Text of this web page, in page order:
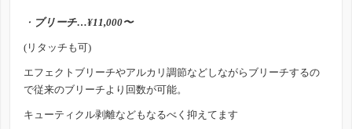
・ ブリーチ…¥11,000〜
(リタッチも可)
エフェクトブリーチやアルカリ調節などしながらブリーチするの
で従来のブリーチより回数が可能。
キューティクル剥離などもなるべく抑えてます